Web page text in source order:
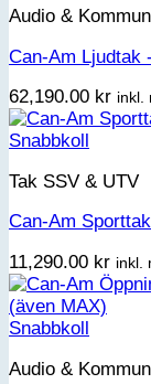
Audio &
Can-Am Ljudtak
62,190.00 kr inkl.
Snabbkoll
Tak SSV & UTV
Can-Am
11,290.00 kr inkl.
Snabbkoll
Audio &